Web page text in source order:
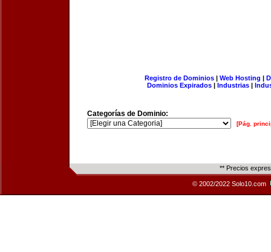
Registro de Dominios| Web Hosting |
Dominios Expirados | Industrias |
Categorías de Dominio:
[Pág.
** Precios
© 2002/2022 Solo10.com